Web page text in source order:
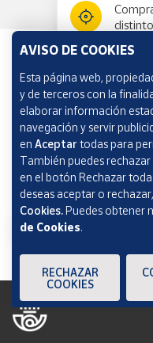
Información y
Correos Market
AVISO DE COOKIES
Esta página web,
y de terceros con la
elaborar información
navegación y servir
en Aceptar todas para
También puedes
en el botón Rechazar
deseas aceptar o
Cookies.Puedes obtener
de Cookies.
RECHAZAR
COOKIES